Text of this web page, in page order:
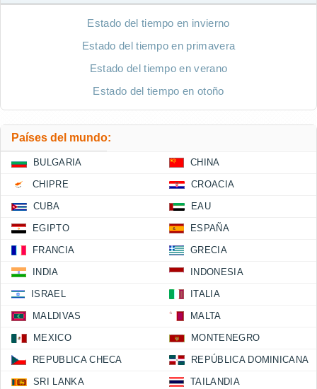
Estado del tiempo en invierno
Estado del tiempo en primavera
Estado del tiempo en verano
Estado del tiempo en otoño
Países del mundo:
BULGARIA CHINA
CHIPRE CROACIA
CUBA EAU
EGIPTO ESPAÑA
FRANCIA GRECIA
INDIA INDONESIA
ISRAEL ITALIA
MALDIVAS MALTA
MEXICO MONTENEGRO
REPUBLICA CHECA REPÚBLICA DOMINICANA
SRI LANKA TAILANDIA